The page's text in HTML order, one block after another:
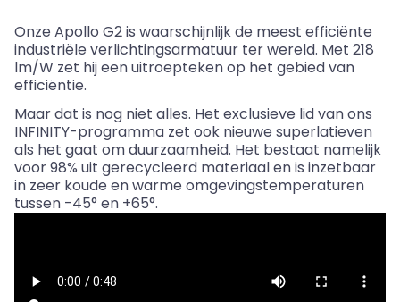
Onze Apollo G2 is waarschijnlijk de meest efficiënte
industriële verlichtingsarmatuur ter wereld. Met 218
lm/W zet hij een uitroepteken op het gebied van
efficiëntie.
Maar dat is nog niet alles. Het exclusieve lid van ons
INFINITY-programma zet ook nieuwe superlatieven
als het gaat om duurzaamheid. Het bestaat namelijk
voor 98% uit gerecycleerd materiaal en is inzetbaar
in zeer koude en warme omgevingstemperaturen
tussen -45° en +65°.